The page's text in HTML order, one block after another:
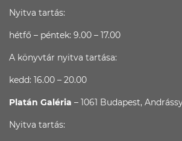
Nyitva tartás:
hétfő – péntek: 9.00 – 17.00
A könyvtár nyitva tartása:
kedd: 16.00 – 20.00
Platán Galéria – 1061 Budapest,
Nyitva tartás: